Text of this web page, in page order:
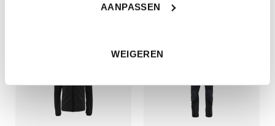
AANPASSEN
WEIGEREN
GERELATEERDE PRODUCTEN